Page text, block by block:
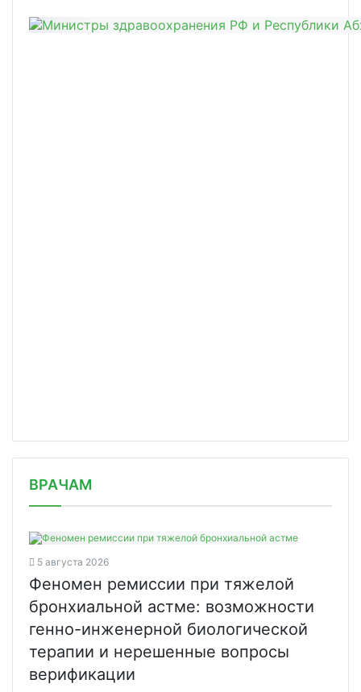
ВРАЧАМ
5 августа 2026
Феномен ремиссии при тяжелой
бронхиальной астме: возможности
генно-инженерной биологической
терапии и нерешенные вопросы
верификации